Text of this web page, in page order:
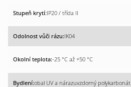
IP20 / třída II
IK04
-25 °C až +50 °C
obal UV a nárazuvzdorný polykarbonát